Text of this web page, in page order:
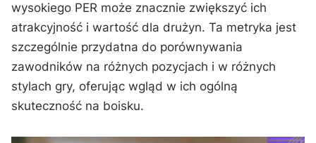
wysokiego PER może znacznie zwiększyć ich
atrakcyjność i wartość dla drużyn. Ta metryka jest
szczególnie przydatna do porównywania
zawodników na różnych pozycjach i w różnych
stylach gry, oferując wgląd w ich ogólną
skuteczność na boisku.